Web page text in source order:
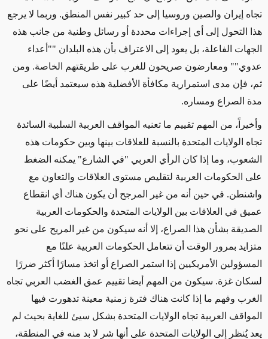
تجاه إيران والصين وروسيا إلى حد كبير نفس المنطق. وربما لا يرجع
هذا التحول إلى أي إجراءات محددة أو رسائل وطنية من جانب هذه
الجهات الفاعلة، بل يعود إلى الاعتراف بأن هذه البلدان ""أعداء
عدوي"" ومعارضون صريحون للغرب على طريقتهم الخاصة. ومن
ثم، فإن مدى استمرارية مكافأة الأفضلية هذه سيعتمد أيضًا على
مدة الصراع ومساره.
وأخيراً، من المهم تقييم ما تعنيه المواقف العربية السلبية السائدة
تجاه الولايات المتحدة بالنسبة للعلاقات بينها وبين حكومات هذه
الشعوب، وما إذا كان الرأي العربي "في الشارع" يمكنه الضغط
على الحكومات العربية لتقليص مستوى العلاقات والتعاون مع
واشنطن. في حين أنه من غير المرجح أن يكون هناك أي انقطاع
عميق في العلاقات بين الولايات المتحدة والحكومات العربية
الصديقة بشأن هذا الصراع، إلا أنه سيكون من غير المريح على نحو
متزايد بمرور الوقت أن تتعامل الحكومات العربية علنًا مع
المسؤولين الأمريكيين إذا استمر الصراع أو اتخذ مسارًا أكثر ضررًا
لسكان غزة. سيكون من المهم أيضا تقييم عمق الغضب العربي تجاه
الغرب وفهم ما إذا كانت هناك فترة زمنية معينة تدهورت فيها
المواقف العربية تجاه الولايات المتحدة بشكل سيئ للغاية بحيث لم
يعد يُنظر إلى الولايات المتحدة على أنها شر لا بد منه في المنطقة،